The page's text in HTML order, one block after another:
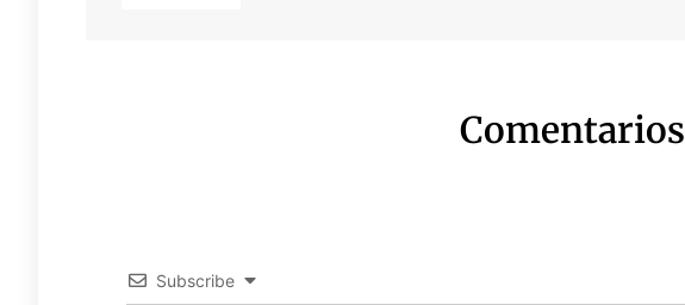
Comentarios
Subscribe